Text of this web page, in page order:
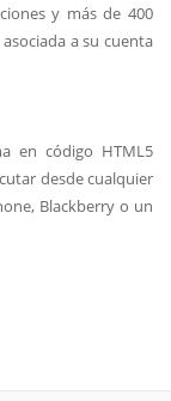
y más de 400
a su cuenta
en código HTML5
desde cualquier
Blackberry o un